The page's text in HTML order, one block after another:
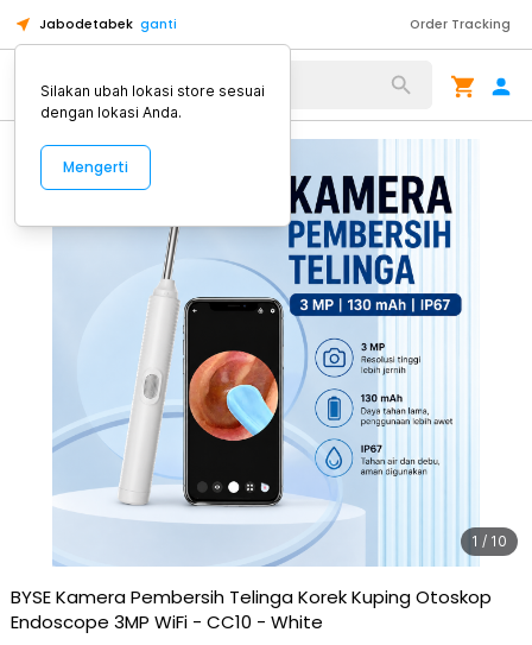
Jabodetabek ganti Order Tracking
Alat Kopi
1 / 10
BYSE Kamera Pembersih Telinga Korek Kuping Otoskop
Endoscope 3MP WiFi - CC10 - White
Silakan ubah lokasi store sesuai
dengan lokasi Anda.
Mengerti